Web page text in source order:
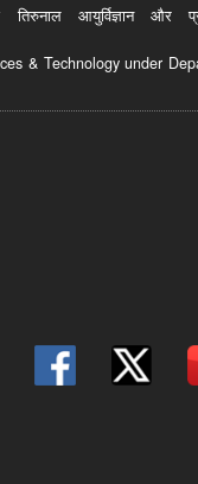
आयुर्विज्ञान और
& Technology under